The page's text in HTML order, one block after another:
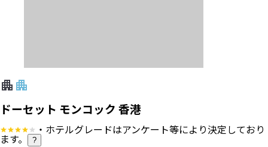
ドーセット モンコック 香港
・ホテルグレードはアンケート等により決定しており
ます。 ?